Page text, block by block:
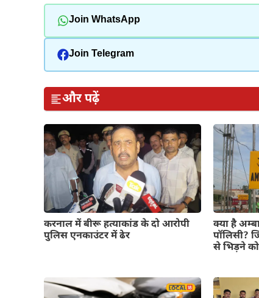
Join WhatsApp
Join Telegram
और पढ़ें
करनाल में बीरू हत्याकांड के दो आरोपी
पुलिस एनकाउंटर में ढेर
क्या है
पॉलिसी?
से भिड़ने को